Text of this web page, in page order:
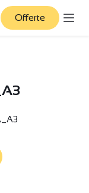
Offerte